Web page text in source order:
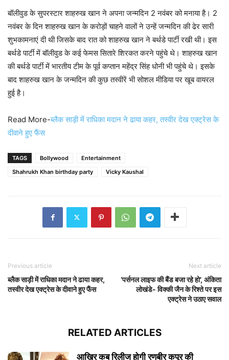
बॉलीवुड के सुपरस्टार शाहरुख खान ने अपना जन्मदिन 2 नवंबर को मनाया है। 2
नवंबर के दिन शाहरुख खान के करोड़ों चाहने वालों ने उन्हें जन्मदिन की ढेर सारी
शुभकामनाएं दी थी जिसके बाद रात को शाहरुख खान ने बर्थडे पार्टी रखी थी। इस
बर्थडे पार्टी में बॉलीवुड के कई फेमस सितारे शिरकत करने पहुंचे थे। शाहरुख खान
की बर्थडे पार्टी में भारतीय टीम के पूर्व कप्तान महेंद्र सिंह धोनी भी पहुंचे थे। इसके
बाद शाहरुख खान के जन्मदिन की कुछ तस्वीरें भी सोशल मीडिया पर खूब वायरल
हुई है।
Read More-ब्लैक साड़ी में राधिका मदान ने ढाया कहर, तस्वीर देख एक्ट्रेस के
दीवाने हुए फैंस
TAGS Bollywood
Entertainment
Shahrukh Khan birthday party
Vicky Kaushal
Previous article
ब्लैक साड़ी में राधिका मदान ने ढाया कहर,
तस्वीर देख एक्ट्रेस के दीवाने हुए फैंस
Next article
‘पर्सनल लाइफ की बैंड बजा रहे हो’, अंकिता
लोखंडे- विक्की जैन के रिश्ते पर इस
एक्ट्रेस ने उठाए सवाल
RELATED ARTICLES
आखिर कब रिलीज होगी रणबीर कपूर की